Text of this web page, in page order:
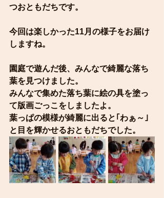
つおともだちです。
今回は楽しかった11月の様子をお届け
しますね。
園庭で遊んだ後、みんなで綺麗な落ち
葉を見つけました。
みんなで集めた落ち葉に絵の具を塗っ
て版画ごっこをしましたよ。
葉っぱの模様が綺麗に出ると｢わぁ～｣
と目を輝かせるおともだちでした。